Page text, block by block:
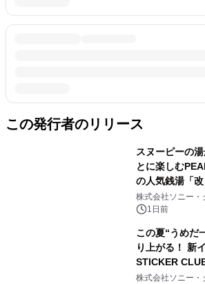
この発行者のリリース
スヌーピーの
とに楽しむ
の人気銭湯「
ラボレーショ
ボグッズも発売
株式会社ソニー・
1日前
この夏“うめだ
り上がる！ 新
STICKER
評阪急の「う
株式会社ソニー・